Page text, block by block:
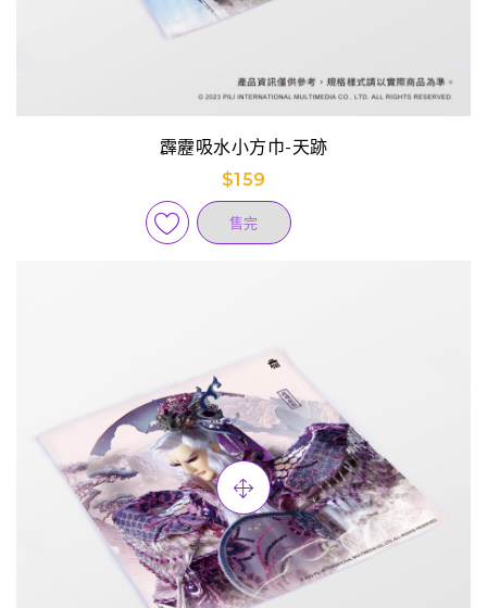
霹靂吸水小方巾-天跡
$159
售完